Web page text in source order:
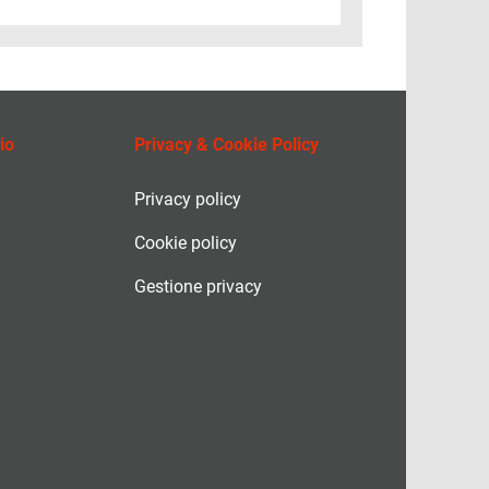
Privacy & Cookie Policy
Privacy policy
Cookie policy
Gestione privacy